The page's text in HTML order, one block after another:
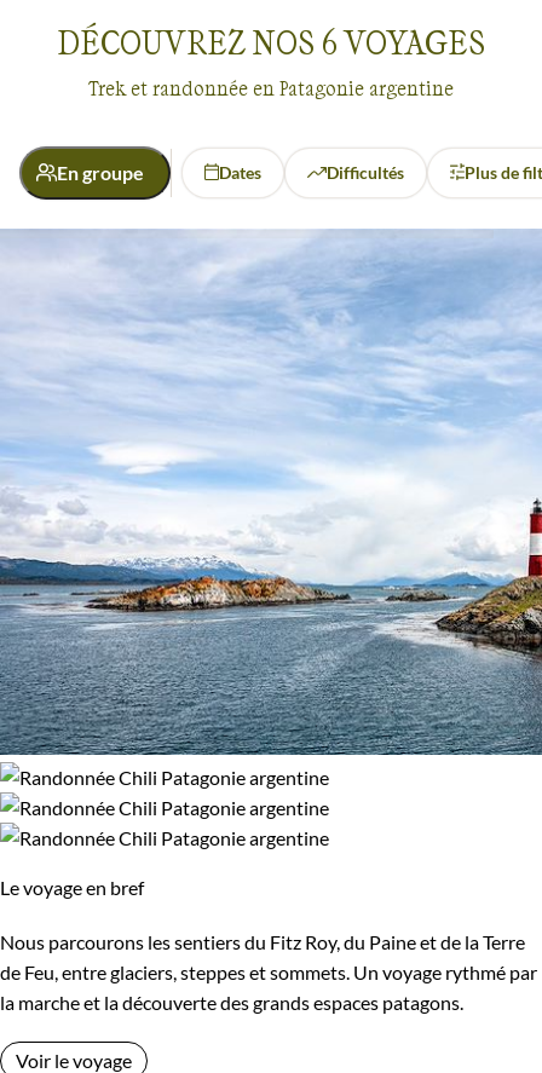
100% de satisfaction
Chaque trek révèle une nouvelle page de l'histoire géologique
Moreno, ce glacier colossal qui, de son trône gelé, raconte des
milliers d'années de l'histoire de la Terre, une leçon vivante
de géographie et de temps. Les randonnées dans les hauts
plateaux andins dévoilent quant à elles d'anciennes
traditions indigènes, comme l'élevage de lamas, qui fait écho
à la symbiose harmonieuse de l'homme avec la nature.
Ainsi, un trek en Patagonie Argentine, c'est plus qu'un
voyage, c'est une aventure inoubliable, un voyage à travers
l'histoire, des paysages à couper le souffle et une richesse
culturelle précieuse.
Guide de voyage Patagonie argentine
DÉCOUVREZ NOS 6VOYAGES
Trek et randonnée en Patagonie argentine
En groupe Dates Difficultés Plus de
Randonnée Trek
Bivouac, sous tente
Standard
Le voyage en bref
Nous parcourons les sentiers du Fitz Roy, du Paine et de la Terre
de Feu, entre glaciers, steppes et sommets. Un voyage rythmé par
la marche et la découverte des grands espaces patagons.
Voir le voyage